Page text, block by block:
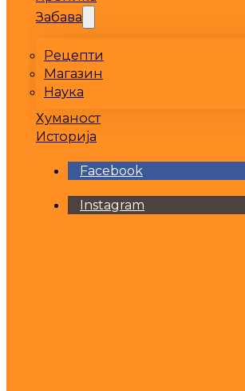
Забава
Рецепти
Магазин
Наука
Хуманост
Историја
Facebook
Instagram